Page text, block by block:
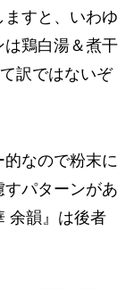
すと、いわゆ
は鶏白湯＆煮干
訳ではないぞ
なので粉末に
パターンがあ
余韻』は後者